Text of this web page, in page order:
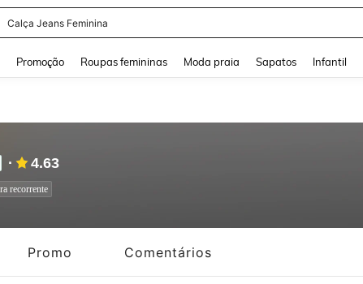
Calça Jeans Feminina
Promoção Roupas femininas Moda praia Sapatos Infantil
4.63
recorrente
Promo Comentários